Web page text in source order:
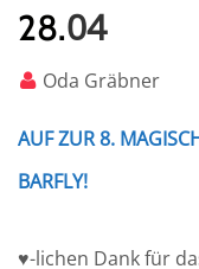
28.04
Oda Gräbner
AUF ZUR 8.
BARFLY!
♥-lichen Dank für